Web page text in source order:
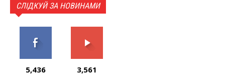
СЛІДКУЙ ЗА НОВИНАМИ
5,436 3,561